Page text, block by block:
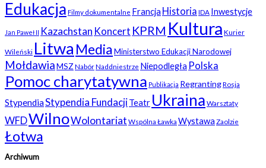
Edukacja Filmy dokumentalne Francja Historia IDA Inwestycje
Jan Paweł II Kazachstan Koncert KPRM Kultura Kurier
Wileński Litwa MediaMinisterstwo Edukacji Narodowej
MołdawiaMSZ NabórNaddniestrze Niepodległa Polska
Pomoc charytatywna Publikacja RegrantingRosja
StypendiaStypendia FundacjiTeatr Ukraina Warsztaty
WFDWilnoWolontariat Wspólna Ławka Wystawa Zaolzie
Łotwa
Archiwum